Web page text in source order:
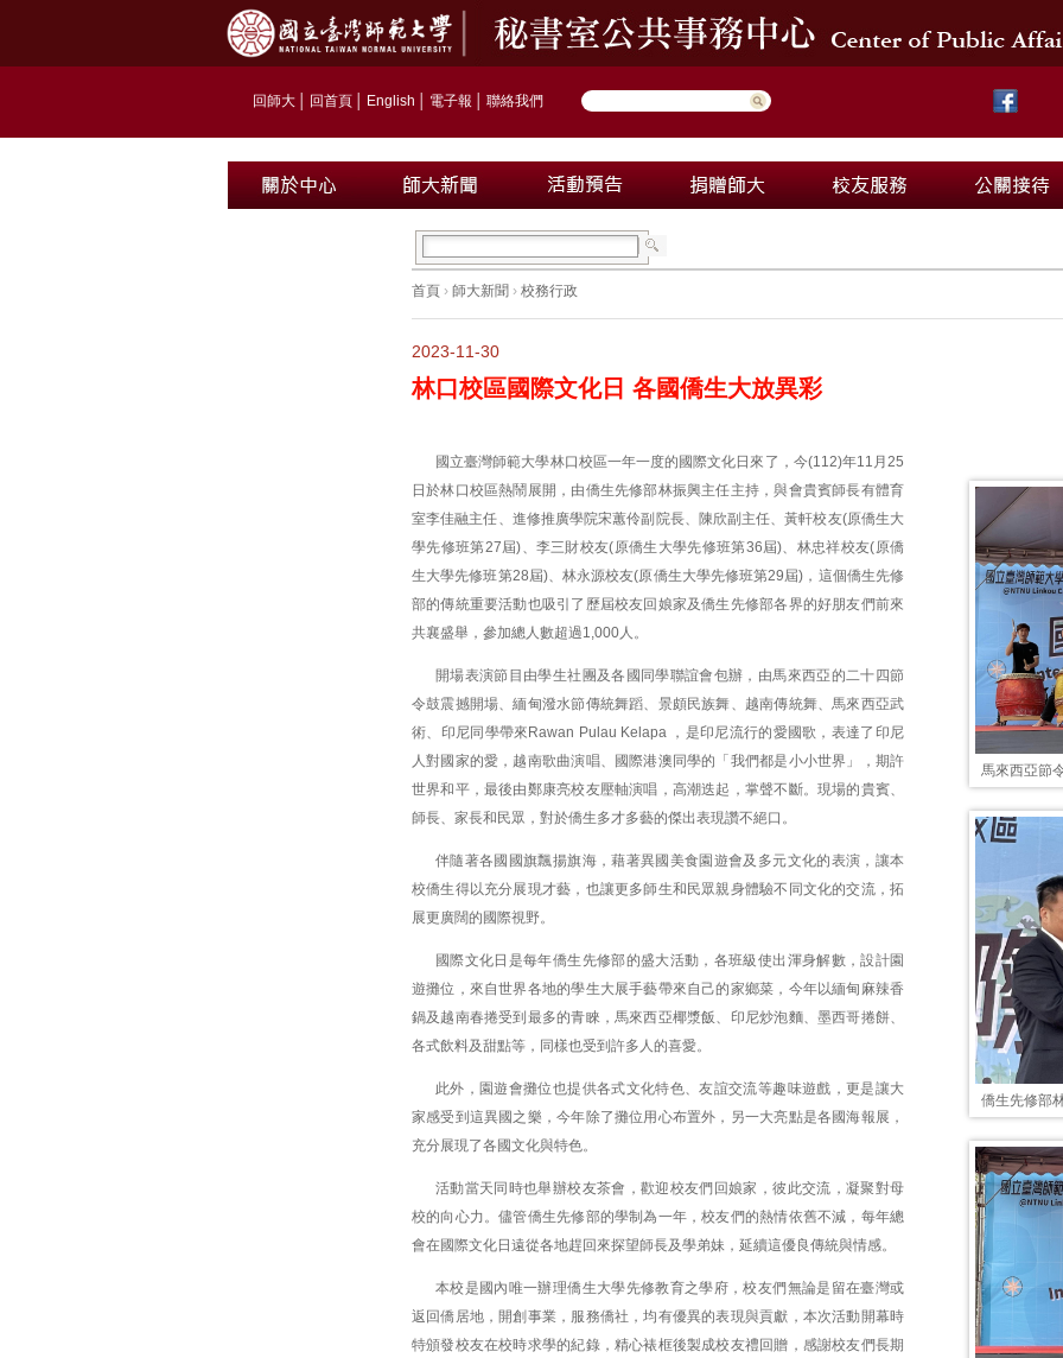
回師大 回首頁 English 電子報 聯絡我們
首頁 › 師大新聞 › 校務行政
2023-11-30
林口校區國際文化日 各國僑生大放異彩
馬來西亞節
僑生先修部
國立臺灣師範大學林口校區一年一度的國際文化日來了，今(112)年11月25
日於林口校區熱鬧展開，由僑生先修部林振興主任主持，與會貴賓師長有體育
室李佳融主任、進修推廣學院宋蕙伶副院長、陳欣副主任、黃軒校友(原僑生大
學先修班第27屆)、李三財校友(原僑生大學先修班第36屆)、林忠祥校友(原僑
生大學先修班第28屆)、林永源校友(原僑生大學先修班第29屆)，這個僑生先修
部的傳統重要活動也吸引了歷屆校友回娘家及僑生先修部各界的好朋友們前來
共襄盛舉，參加總人數超過1,000人。
開場表演節目由學生社團及各國同學聯誼會包辦，由馬來西亞的二十四節
令鼓震撼開場、緬甸潑水節傳統舞蹈、景頗民族舞、越南傳統舞、馬來西亞武
術、印尼同學帶來Rawan Pulau Kelapa ，是印尼流行的愛國歌，表達了印尼
人對國家的愛，越南歌曲演唱、國際港澳同學的「我們都是小小世界」，期許
世界和平，最後由鄭康亮校友壓軸演唱，高潮迭起，掌聲不斷。現場的貴賓、
師長、家長和民眾，對於僑生多才多藝的傑出表現讚不絕口。
伴隨著各國國旗飄揚旗海，藉著異國美食園遊會及多元文化的表演，讓本
校僑生得以充分展現才藝，也讓更多師生和民眾親身體驗不同文化的交流，拓
展更廣闊的國際視野。
國際文化日是每年僑生先修部的盛大活動，各班級使出渾身解數，設計園
遊攤位，來自世界各地的學生大展手藝帶來自己的家鄉菜，今年以緬甸麻辣香
鍋及越南春捲受到最多的青睞，馬來西亞椰漿飯、印尼炒泡麵、墨西哥捲餅、
各式飲料及甜點等，同樣也受到許多人的喜愛。
此外，園遊會攤位也提供各式文化特色、友誼交流等趣味遊戲，更是讓大
家感受到這異國之樂，今年除了攤位用心布置外，另一大亮點是各國海報展，
充分展現了各國文化與特色。
活動當天同時也舉辦校友茶會，歡迎校友們回娘家，彼此交流，凝聚對母
校的向心力。儘管僑生先修部的學制為一年，校友們的熱情依舊不減，每年總
會在國際文化日遠從各地趕回來探望師長及學弟妹，延續這優良傳統與情感。
本校是國內唯一辦理僑生大學先修教育之學府，校友們無論是留在臺灣或
返回僑居地，開創事業，服務僑社，均有優異的表現與貢獻，本次活動開幕時
特頒發校友在校時求學的紀錄，精心裱框後製成校友禮回贈，感謝校友們長期